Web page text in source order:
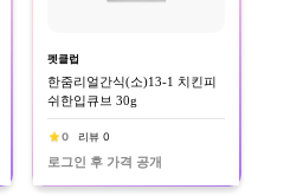
펫클럽
한줌리얼간식(소)13-1 치킨피
쉬한입큐브 30g
0 리뷰 0
로그인 후 가격 공개